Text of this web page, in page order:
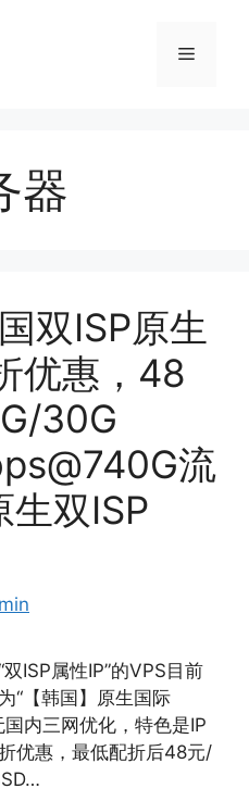
菜
器
双ISP原生
优惠，48
30G
流
生双ISP
ISP属性IP”的VPS目前
“【韩国】原生国际
国内三网优化，特色是IP
优惠，最低配折后48元/